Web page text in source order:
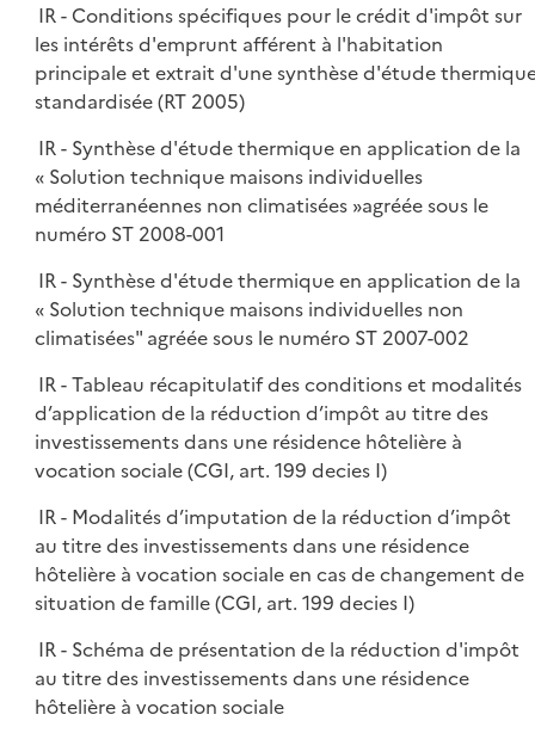
IR - Conditions spécifiques pour le crédit d'impôt sur
les intérêts d'emprunt afférent à l'habitation
principale et extrait d'une synthèse d'étude
standardisée (RT 2005)
IR - Synthèse d'étude thermique en application de la
« Solution technique maisons individuelles
méditerranéennes non climatisées »agréée sous le
numéro ST 2008-001
IR - Synthèse d'étude thermique en application de la
« Solution technique maisons individuelles non
climatisées" agréée sous le numéro ST 2007-002
IR - Tableau récapitulatif des conditions et modalités
d’application de la réduction d’impôt au titre des
investissements dans une résidence hôtelière à
vocation sociale (CGI, art. 199 decies I)
IR - Modalités d’imputation de la réduction d’impôt
au titre des investissements dans une résidence
hôtelière à vocation sociale en cas de changement de
situation de famille (CGI, art. 199 decies I)
IR - Schéma de présentation de la réduction d'impôt
au titre des investissements dans une résidence
hôtelière à vocation sociale